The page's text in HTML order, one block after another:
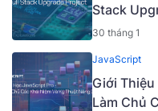
Stack
30 tháng 1
JavaScript
Giới
Làm Chủ